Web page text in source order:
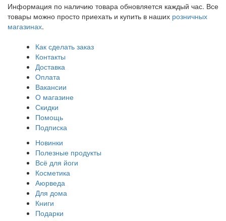
Информация по наличию товара обновляется каждый час. Все
товары можно просто приехать и купить в наших розничных
магазинах.
Как сделать заказ
Контакты
Доставка
Оплата
Вакансии
О магазине
Скидки
Помощь
Подписка
Новинки
Полезные продукты
Всё для йоги
Косметика
Аюрведа
Для дома
Книги
Подарки